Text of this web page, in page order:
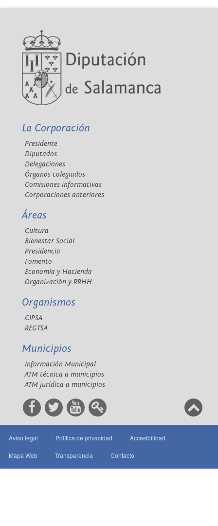
La Corporación
Presidente
Diputados
Delegaciones
Órganos colegiados
Comisiones informativas
Corporaciones anteriores
Áreas
Cultura
Bienestar Social
Presidencia
Fomento
Economía y Hacienda
Organización y RRHH
Organismos
CIPSA
REGTSA
Municipios
Información Municipal
ATM técnica a municipios
ATM jurídica a municipios
Aviso legal Política de privacidad Accesibilidad
Mapa Web Transparencia Contacto